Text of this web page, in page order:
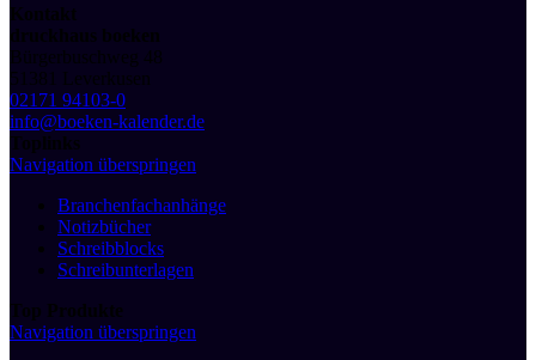
Kontakt
druckhaus boeken
Bürgerbuschweg 48
51381 Leverkusen
02171 94103-0
info@boeken-kalender.de
Toplinks
Navigation überspringen
Branchenfachanhänge
Notizbücher
Schreibblocks
Schreibunterlagen
Top Produkte
Navigation überspringen